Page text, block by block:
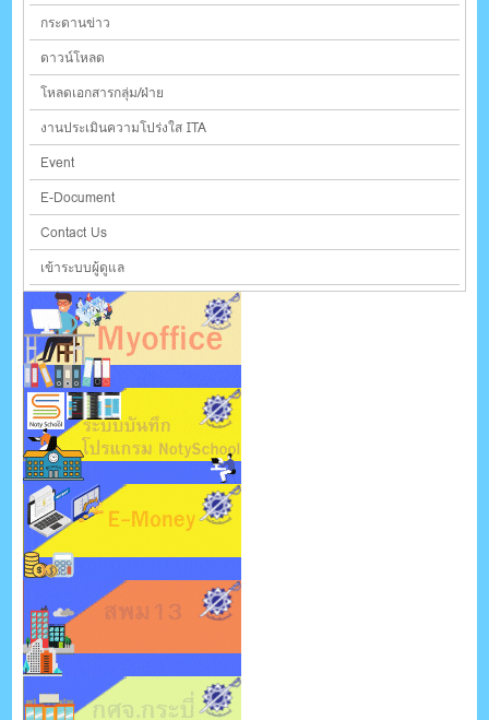
กระดานข่าว
ดาวน์โหลด
โหลดเอกสารกลุ่ม/ฝ่าย
งานประเมินความโปร่งใส ITA
Event
E-Document
Contact Us
เข้าระบบผู้ดูแล